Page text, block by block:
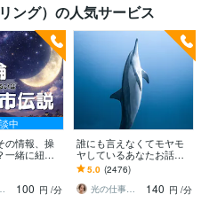
ング）の人気サービス
中
の情報、操
緒に紐解
本当に偶
否定しま
聞きしま
添う話し相手
100 円 /分
誰にも言えなくてモヤモ
ヤしているあなたお話伺
います ひとりで抱え込ま
ないで！ちょっと聞いて
ほしい！でも大丈夫❤️
5.0 (2476)
光の仕事人☆picari
140 円 /分